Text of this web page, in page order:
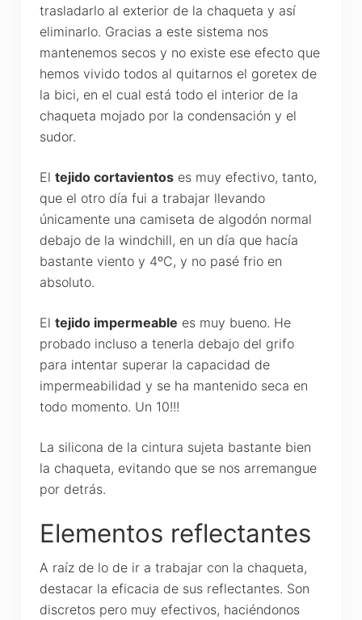
trasladarlo al exterior de la chaqueta y así
eliminarlo. Gracias a este sistema nos
mantenemos secos y no existe ese efecto que
hemos vivido todos al quitarnos el goretex de
la bici, en el cual está todo el interior de la
chaqueta mojado por la condensación y el
sudor.
El tejido cortavientos es muy efectivo, tanto,
que el otro día fui a trabajar llevando
únicamente una camiseta de algodón normal
debajo de la windchill, en un día que hacía
bastante viento y 4ºC, y no pasé frio en
absoluto.
El tejido impermeable es muy bueno. He
probado incluso a tenerla debajo del grifo
para intentar superar la capacidad de
impermeabilidad y se ha mantenido seca en
todo momento. Un 10!!!
La silicona de la cintura sujeta bastante bien
la chaqueta, evitando que se nos arremangue
por detrás.
Elementos reflectantes
A raíz de lo de ir a trabajar con la chaqueta,
destacar la eficacia de sus reflectantes. Son
discretos pero muy efectivos, haciéndonos